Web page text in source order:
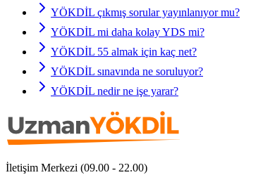
YÖKDİL çıkmış sorular yayınlanıyor mu?
YÖKDİL mi daha kolay YDS mi?
YÖKDİL 55 almak için kaç net?
YÖKDİL sınavında ne soruluyor?
YÖKDİL nedir ne işe yarar?
İletişim Merkezi (09.00 - 22.00)